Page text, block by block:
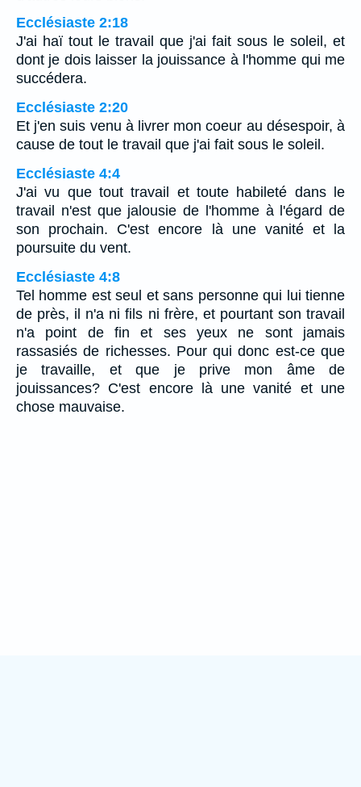
Ecclésiaste 2:18
J'ai haï tout le travail que j'ai fait sous le soleil, et
dont je dois laisser la jouissance à l'homme qui me
succédera.
Ecclésiaste 2:20
Et j'en suis venu à livrer mon coeur au désespoir, à
cause de tout le travail que j'ai fait sous le soleil.
Ecclésiaste 4:4
J'ai vu que tout travail et toute habileté dans le
travail n'est que jalousie de l'homme à l'égard de
son prochain. C'est encore là une vanité et la
poursuite du vent.
Ecclésiaste 4:8
Tel homme est seul et sans personne qui lui tienne
de près, il n'a ni fils ni frère, et pourtant son travail
n'a point de fin et ses yeux ne sont jamais
rassasiés de richesses. Pour qui donc est-ce que
je travaille, et que je prive mon âme de
jouissances? C'est encore là une vanité et une
chose mauvaise.